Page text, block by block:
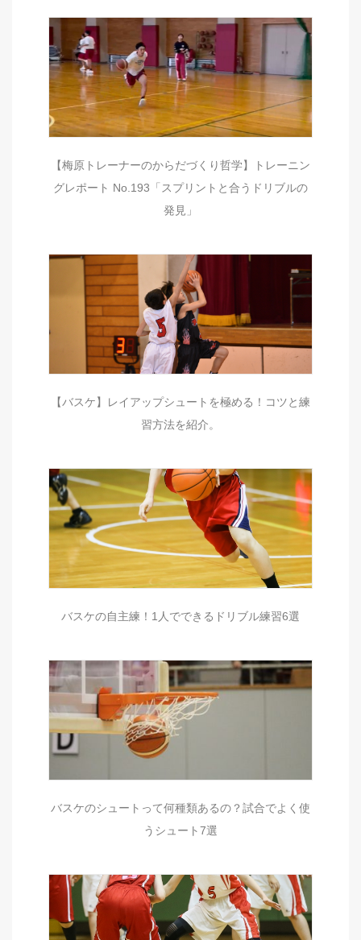
【梅原トレーナーのからだづくり哲学】トレーニン
グレポート No.193「スプリントと合うドリブルの
発見」
【バスケ】レイアップシュートを極める！コツと練
習方法を紹介。
バスケの自主練！1人でできるドリブル練習6選
バスケのシュートって何種類あるの？試合でよく使
うシュート7選